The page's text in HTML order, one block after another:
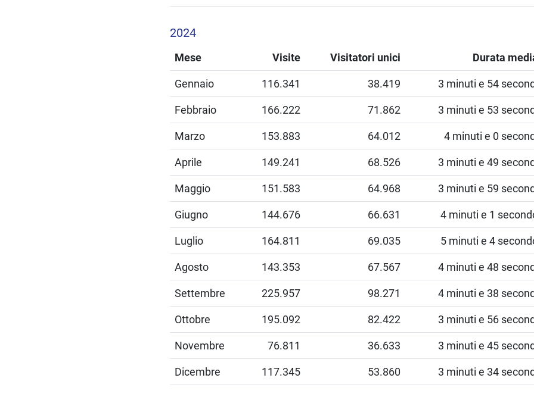
2024
Mese Visite Visitatori unici Durata
Gennaio 116.341 38.419 3 minuti e 54
Febbraio 166.222 71.862 3 minuti e 53
Marzo 153.883 64.012 4 minuti e 0
Aprile 149.241 68.526 3 minuti e 49
Maggio 151.583 64.968 3 minuti e 59
Giugno 144.676 66.631 4 minuti e 1
Luglio 164.811 69.035 5 minuti e 4
Agosto 143.353 67.567 4 minuti e 48
Settembre 225.957 98.271 4 minuti e 38
Ottobre 195.092 82.422 3 minuti e 56
Novembre 76.811 36.633 3 minuti e 45
Dicembre 117.345 53.860 3 minuti e 34